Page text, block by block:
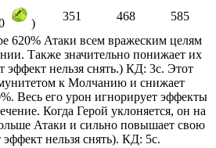
)
351 468
585
620% Атаки всем вражеским целям
Также значительно понижает их
эффект нельзя снять.) КД: 3с. Этот
к Молчанию и снижает
Весь его урон игнорирует эффекты
Когда Герой уклоняется, он на
Атаки и сильно повышает свою
эффект нельзя снять). КД: 5с.